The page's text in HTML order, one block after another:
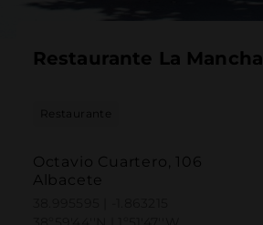
Restaurante La Mancha
Restaurante
Octavio Cuartero, 106
Albacete